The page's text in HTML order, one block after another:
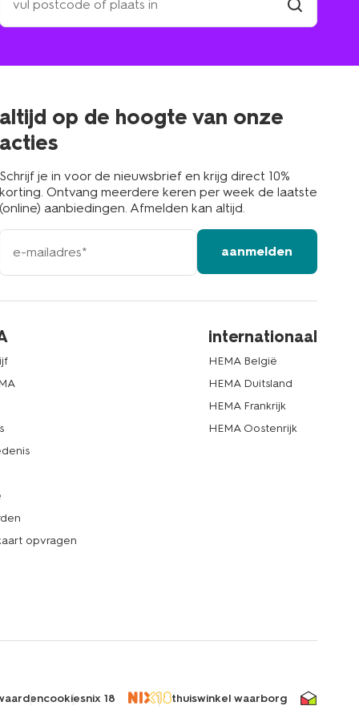
een
winkel
altijd op de hoogte van onze
acties
Schrijf je in voor de nieuwsbrief en krijg direct 10%
korting. Ontvang meerdere keren per week de laatste
(online) aanbiedingen. Afmelden kan altijd.
e-
mailadres
aanmelden
opvragen
internationaal
HEMA België
HEMA Duitsland
HEMA Frankrijk
HEMA Oostenrijk
cookiesnix 18 thuiswinkel waarborg